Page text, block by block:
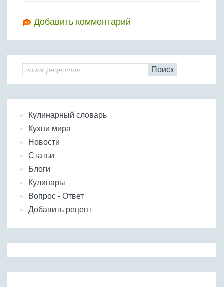
Добавить комментарий
Поиск
Кулинарный словарь
Кухни мира
Новости
Статьи
Блоги
Кулинары
Вопрос - Ответ
Добавить рецепт